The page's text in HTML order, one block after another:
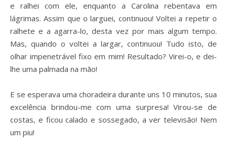
e ralhei com ele, enquanto a Carolina rebentava em
lágrimas. Assim que o larguei, continuou! Voltei a repetir o
ralhete e a agarra-lo, desta vez por mais algum tempo.
Mas, quando o voltei a largar, continuou! Tudo isto, de
olhar impenetrável fixo em mim! Resultado? Virei-o, e dei-
lhe uma palmada na mão!
E se esperava uma choradeira durante uns 10 minutos, sua
excelência brindou-me com uma surpresa! Virou-se de
costas, e ficou calado e sossegado, a ver televisão! Nem
um piu!